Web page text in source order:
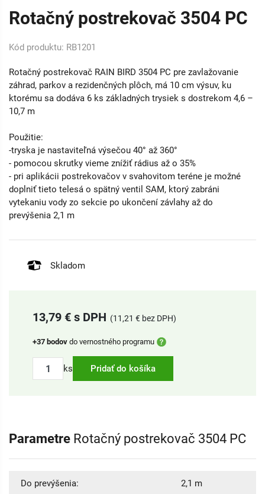
Rotačný postrekovač 3504 PC
Kód produktu: RB1201
Rotačný postrekovač RAIN BIRD 3504 PC pre zavlažovanie
záhrad, parkov a rezidenčných plôch, má 10 cm výsuv, ku
ktorému sa dodáva 6 ks základných trysiek s dostrekom 4,6 –
10,7 m
Použitie:
-tryska je nastaviteľná výsečou 40° až 360°
- pomocou skrutky vieme znížiť rádius až o 35%
- pri aplikácii postrekovačov v svahovitom teréne je možné
doplniť tieto telesá o spätný ventil SAM, ktorý zabráni
vytekaniu vody zo sekcie po ukončení závlahy až do
prevýšenia 2,1 m
Skladom
13,79 € s DPH (11,21 € bez DPH)
+37 bodov do vernostného programu
ks Pridať do košíka
Parametre Rotačný postrekovač 3504 PC
Do prevýšenia: 2,1 m